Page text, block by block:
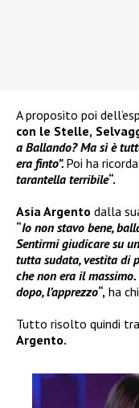
A proposito poi
con le Stelle,
a Ballando? Ma sì è
era finto”. Poi ha
tarantella terribile“.
Asia Argento dalla
“Io non stavo bene,
Sentirmi giudicare su
tutta sudata, vestita di
che non era il
dopo, l’apprezzo“, ha
Tutto risolto quindi tra
Argento.